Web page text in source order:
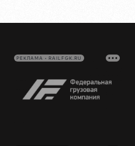
РЕКЛАМА • RAILFGK.RU